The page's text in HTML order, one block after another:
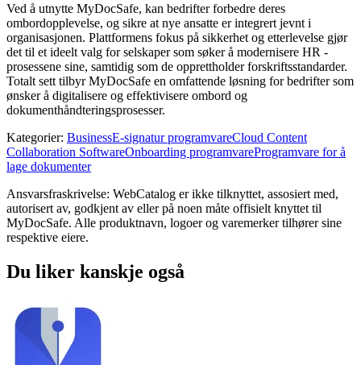
Ved å utnytte MyDocSafe, kan bedrifter forbedre deres
ombordopplevelse, og sikre at nye ansatte er integrert jevnt i
organisasjonen. Plattformens fokus på sikkerhet og etterlevelse gjør
det til et ideelt valg for selskaper som søker å modernisere HR -
prosessene sine, samtidig som de opprettholder forskriftsstandarder.
Totalt sett tilbyr MyDocSafe en omfattende løsning for bedrifter som
ønsker å digitalisere og effektivisere ombord og
dokumenthåndteringsprosesser.
Kategorier: BusinessE-signatur programvareCloud Content
Collaboration SoftwareOnboarding programvareProgramvare for å
lage dokumenter
Ansvarsfraskrivelse: WebCatalog er ikke tilknyttet, assosiert med,
autorisert av, godkjent av eller på noen måte offisielt knyttet til
MyDocSafe. Alle produktnavn, logoer og varemerker tilhører sine
respektive eiere.
Du liker kanskje også